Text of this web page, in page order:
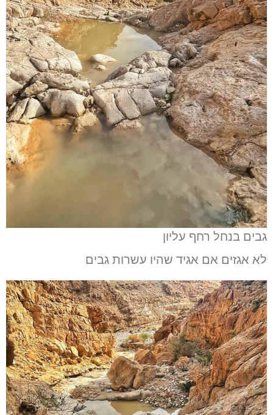
גבים בנחל רחף עליון
לא אגזים אם אגיד שהיו עשרות גבים